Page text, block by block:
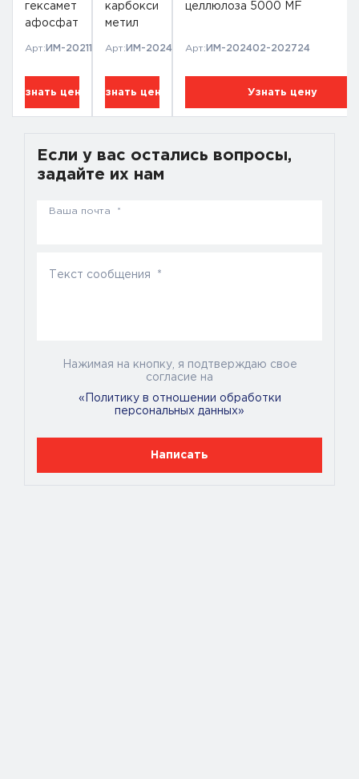
Высокотоксичные, Едкие и коррозионные
гексамет
афосфат
Арт: ИМ-202112-10466
Узнать цену
карбокси
метил
Арт: ИМ-202402-202615
Узнать цену
целлюлоза 5000 MF
Арт: ИМ-202402-202724
Узнать цену
Если у вас остались вопросы,
задайте их нам
Ваша почта *
Текст сообщения *
Нажимая на кнопку, я подтверждаю свое
согласие на
«Политику в отношении обработки
персональных данных»
Написать